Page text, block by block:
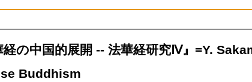
経の中国的展開 -- 法華経研究Ⅳ』=Y.
Buddhism